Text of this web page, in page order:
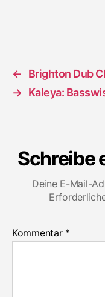
←
Brighton Dub
→ Kaleya:
Schreibe
Deine E-Mail-
Kommentar *